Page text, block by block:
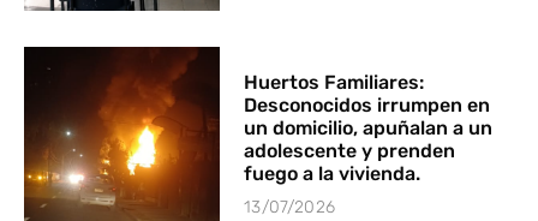
Huertos Familiares:
Desconocidos irrumpen en
un domicilio, apuñalan a un
adolescente y prenden
fuego a la vivienda.
13/07/2026